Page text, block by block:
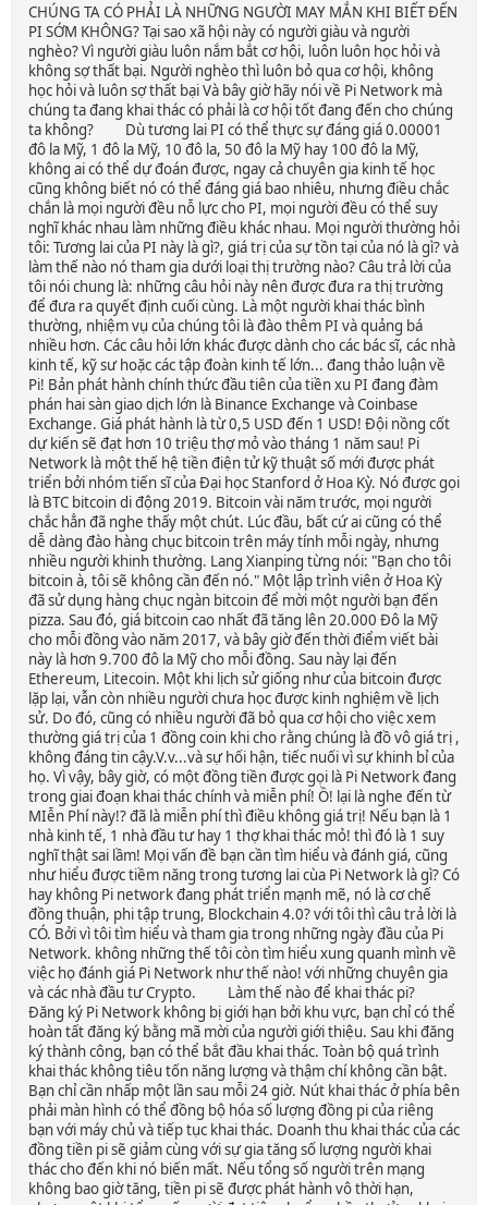
CHÚNG TA CÓ PHẢI LÀ NHỮNG NGƯỜI MAY MẮN KHI BIẾT ĐẾN
PI SỚM KHÔNG? Tại sao xã hội này có người giàu và người
nghèo? Vì người giàu luôn nắm bắt cơ hội, luôn luôn học hỏi và
không sợ thất bại. Người nghèo thì luôn bỏ qua cơ hội, không
học hỏi và luôn sợ thất bại Và bây giờ hãy nói về Pi Network mà
chúng ta đang khai thác có phải là cơ hội tốt đang đến cho chúng
ta không? Dù tương lai PI có thể thực sự đáng giá 0.00001
đô la Mỹ, 1 đô la Mỹ, 10 đô la, 50 đô la Mỹ hay 100 đô la Mỹ,
không ai có thể dự đoán được, ngay cả chuyên gia kinh tế học
cũng không biết nó có thể đáng giá bao nhiêu, nhưng điều chắc
chắn là mọi người đều nỗ lực cho PI, mọi người đều có thể suy
nghĩ khác nhau làm những điều khác nhau. Mọi người thường hỏi
tôi: Tương lai của PI này là gì?, giá trị của sự tồn tại của nó là gì? và
làm thế nào nó tham gia dưới loại thị trường nào? Câu trả lời của
tôi nói chung là: những câu hỏi này nên được đưa ra thị trường
để đưa ra quyết định cuối cùng. Là một người khai thác bình
thường, nhiệm vụ của chúng tôi là đào thêm PI và quảng bá
nhiều hơn. Các câu hỏi lớn khác được dành cho các bác sĩ, các nhà
kinh tế, kỹ sư hoặc các tập đoàn kinh tế lớn... đang thảo luận về
Pi! Bản phát hành chính thức đầu tiên của tiền xu PI đang đàm
phán hai sàn giao dịch lớn là Binance Exchange và Coinbase
Exchange. Giá phát hành là từ 0,5 USD đến 1 USD! Đội nồng cốt
dự kiến ​​sẽ đạt hơn 10 triệu thợ mỏ vào tháng 1 năm sau! Pi
Network là một thế hệ tiền điện tử kỹ thuật số mới được phát
triển bởi nhóm tiến sĩ của Đại học Stanford ở Hoa Kỳ. Nó được gọi
là BTC bitcoin di động 2019. Bitcoin vài năm trước, mọi người
chắc hẳn đã nghe thấy một chút. Lúc đầu, bất cứ ai cũng có thể
dễ dàng đào hàng chục bitcoin trên máy tính mỗi ngày, nhưng
nhiều người khinh thường. Lang Xianping từng nói: "Bạn cho tôi
bitcoin à, tôi sẽ không cần đến nó." Một lập trình viên ở Hoa Kỳ
đã sử dụng hàng chục ngàn bitcoin để mời một người bạn đến
pizza. Sau đó, giá bitcoin cao nhất đã tăng lên 20.000 Đô la Mỹ
cho mỗi đồng vào năm 2017, và bây giờ đến thời điểm viết bài
này là hơn 9.700 đô la Mỹ cho mỗi đồng. Sau này lại đến
Ethereum, Litecoin. Một khi lịch sử giống như của bitcoin được
lặp lại, vẫn còn nhiều người chưa học được kinh nghiệm về lịch
sử. Do đó, cũng có nhiều người đã bỏ qua cơ hội cho việc xem
thường giá trị của 1 đồng coin khi cho rằng chúng là đồ vô giá trị ,
không đáng tin cậy.V.v...và sự hối hận, tiếc nuối vì sự khinh bỉ của
họ. Vì vậy, bây giờ, có một đồng tiền được gọi là Pi Network đang
trong giai đoạn khai thác chính và miễn phí! Ồ! lại là nghe đến từ
MIễn Phí này!? đã là miễn phí thì điều không giá trị! Nếu bạn là 1
nhà kinh tế, 1 nhà đầu tư hay 1 thợ khai thác mỏ! thì đó là 1 suy
nghĩ thật sai lầm! Mọi vấn đề bạn cần tìm hiểu và đánh giá, cũng
như hiểu được tiềm năng trong tương lai cùa Pi Network là gì? Có
hay không Pi network đang phát triển mạnh mẽ, nó là cơ chế
đồng thuận, phi tập trung, Blockchain 4.0? với tôi thì câu trả lời là
CÓ. Bởi vì tôi tìm hiểu và tham gia trong những ngày đầu của Pi
Network. không những thế tôi còn tìm hiểu xung quanh mình về
việc họ đánh giá Pi Network như thế nào! với những chuyên gia
và các nhà đầu tư Crypto. Làm thế nào để khai thác pi?
Đăng ký Pi Network không bị giới hạn bởi khu vực, bạn chỉ có thể
hoàn tất đăng ký bằng mã mời của người giới thiệu. Sau khi đăng
ký thành công, bạn có thể bắt đầu khai thác. Toàn bộ quá trình
khai thác không tiêu tốn năng lượng và thậm chí không cần bật.
Bạn chỉ cần nhấp một lần sau mỗi 24 giờ. Nút khai thác ở phía bên
phải màn hình có thể đồng bộ hóa số lượng đồng pi của riêng
bạn với máy chủ và tiếp tục khai thác. Doanh thu khai thác của các
đồng tiền pi sẽ giảm cùng với sự gia tăng số lượng người khai
thác cho đến khi nó biến mất. Nếu tổng số người trên mạng
không bao giờ tăng, tiền pi sẽ được phát hành vô thời hạn,